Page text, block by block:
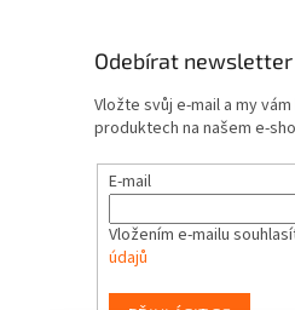
Odebírat newsletter
Vložte svůj e-mail a my
produktech na našem e-
E-mail
Vložením e-mailu
údajů